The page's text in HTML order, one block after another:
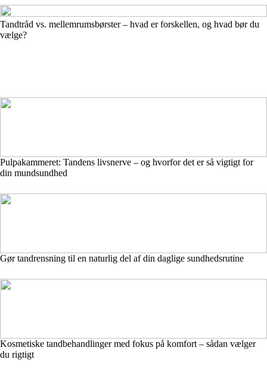
Tandtråd vs. mellemrumsbørster – hvad er forskellen, og hvad bør du
vælge?
Pulpakammeret: Tandens livsnerve – og hvorfor det er så vigtigt for
din mundsundhed
Gør tandrensning til en naturlig del af din daglige sundhedsrutine
Kosmetiske tandbehandlinger med fokus på komfort – sådan vælger
du rigtigt